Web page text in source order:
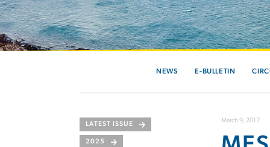
NEWS E-BULLETIN
LATEST ISSUE
2025
March 9, 2017